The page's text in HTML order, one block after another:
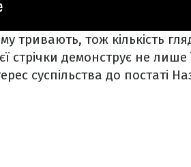
тривають, тож кількість
стрічки демонструє не лише
суспільства до постаті